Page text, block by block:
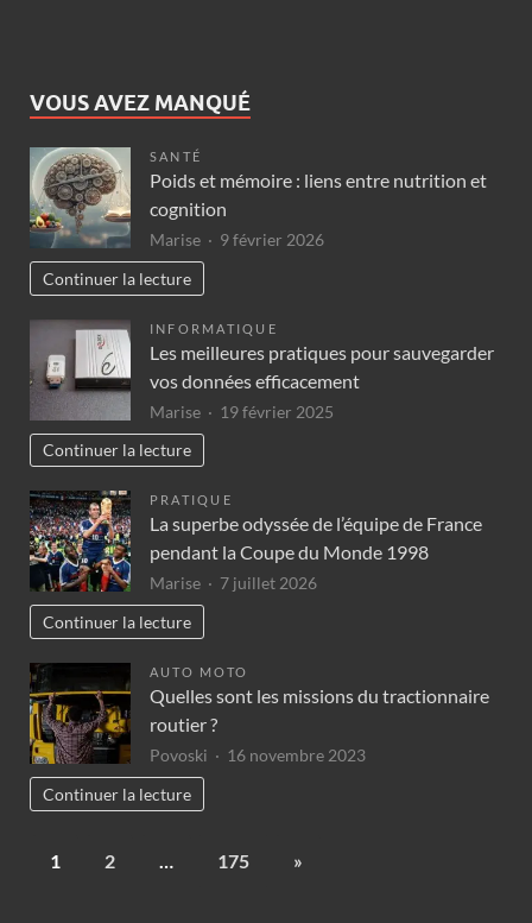
VOUS AVEZ MANQUÉ
SANTÉ
Poids et mémoire : liens entre nutrition et
cognition
Marise
9 février 2026
Continuer la lecture
INFORMATIQUE
Les meilleures pratiques pour sauvegarder
vos données efficacement
Marise
19 février 2025
Continuer la lecture
PRATIQUE
La superbe odyssée de l’équipe de France
pendant la Coupe du Monde 1998
Marise
7 juillet 2026
Continuer la lecture
AUTO MOTO
Quelles sont les missions du tractionnaire
routier ?
Povoski
16 novembre 2023
Continuer la lecture
1 2 175 »